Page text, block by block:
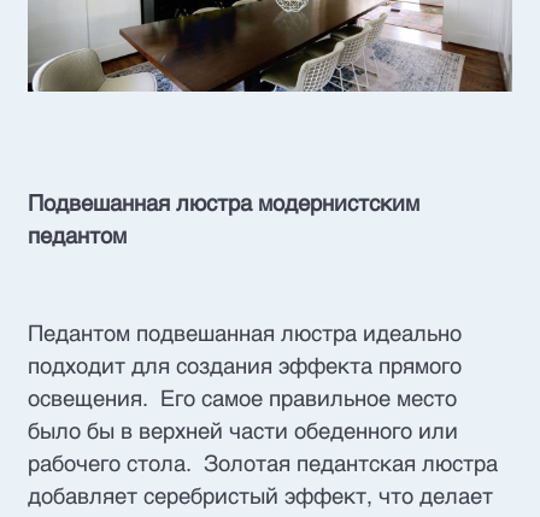
Подвешанная люстра модернистским
педантом
Педантом подвешанная люстра идеально
подходит для создания эффекта прямого
освещения. Его самое правильное место
было бы в верхней части обеденного или
рабочего стола. Золотая педантская люстра
добавляет серебристый эффект, что делает